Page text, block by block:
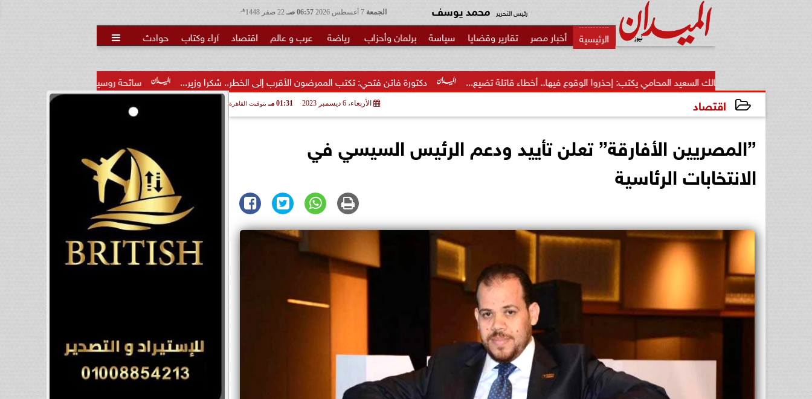
الجمعة 06:57 صـ هـ رئيس التحرير محمد يوسف
أخبار مصر تقارير وقضايا سياسة برلمان وأحزاب رياضة عرب و عالم اقتصاد آراء وكتاب حوادث 
سائحة روسية لـ”مراسي”: الغردقة تجمع بين الموقع دكتورة فاتن فتحي: تكتب الممرضون الأقرب إلى الخطر.. شكرا وزير... مالك السعيد المحامي يكتب: إحذروا الوقوع فيها.. أخطاء قاتلة تضيع...
اقتصاد الأربعاء، 6 ديسمبر 2023 01:31 مـ بتوقيت القاهرة
”المصريين الأفارقة” تعلن تأييد ودعم الرئيس السيسي في
الانتخابات الرئاسية